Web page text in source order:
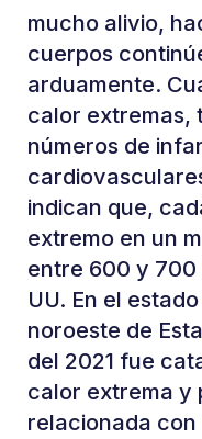
mucho alivio,
cuerpos
arduamente.
calor extremas,
números de
indican que,
extremo en un
entre 600 y 700
UU. En el
noroeste de
del 2021 fue
calor extrema y
relacionada con